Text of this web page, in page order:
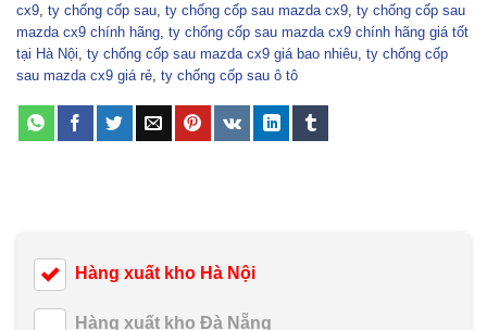
cx9 ty chống cốp sau ty chống cốp sau mazda cx9 ty chống cốp sau
mazda cx9 chính hãng ty chống cốp sau mazda cx9 chính hãng giá tốt
tại Hà Nội ty chống cốp sau mazda cx9 giá bao nhiêu ty chống cốp
sau mazda cx9 giá rẻ ty chống cốp sau ô tô
Hàng xuất kho Hà Nội
Hàng xuất kho Đà Nẵng